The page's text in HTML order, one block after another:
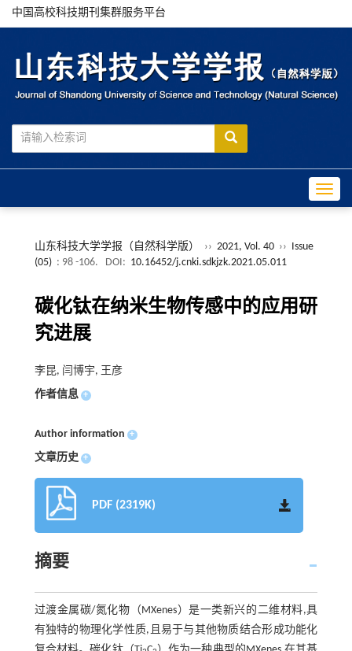
中国高校科技期刊集群服务平台
山东科技大学学报（自然科学版） ›› 2021, Vol. 40 ›› Issue
(05) : 98 -106. DOI: 10.16452/j.cnki.sdkjzk.2021.05.011
碳化钛在纳米生物传感中的应用研
究进展
李昆, 闫博宇, 王彦
作者信息 +
Author information +
文章历史 +
PDF (2319K)
摘要
过渡金属碳/氮化物（MXenes）是一类新兴的二维材料,具
有独特的物理化学性质,且易于与其他物质结合形成功能化